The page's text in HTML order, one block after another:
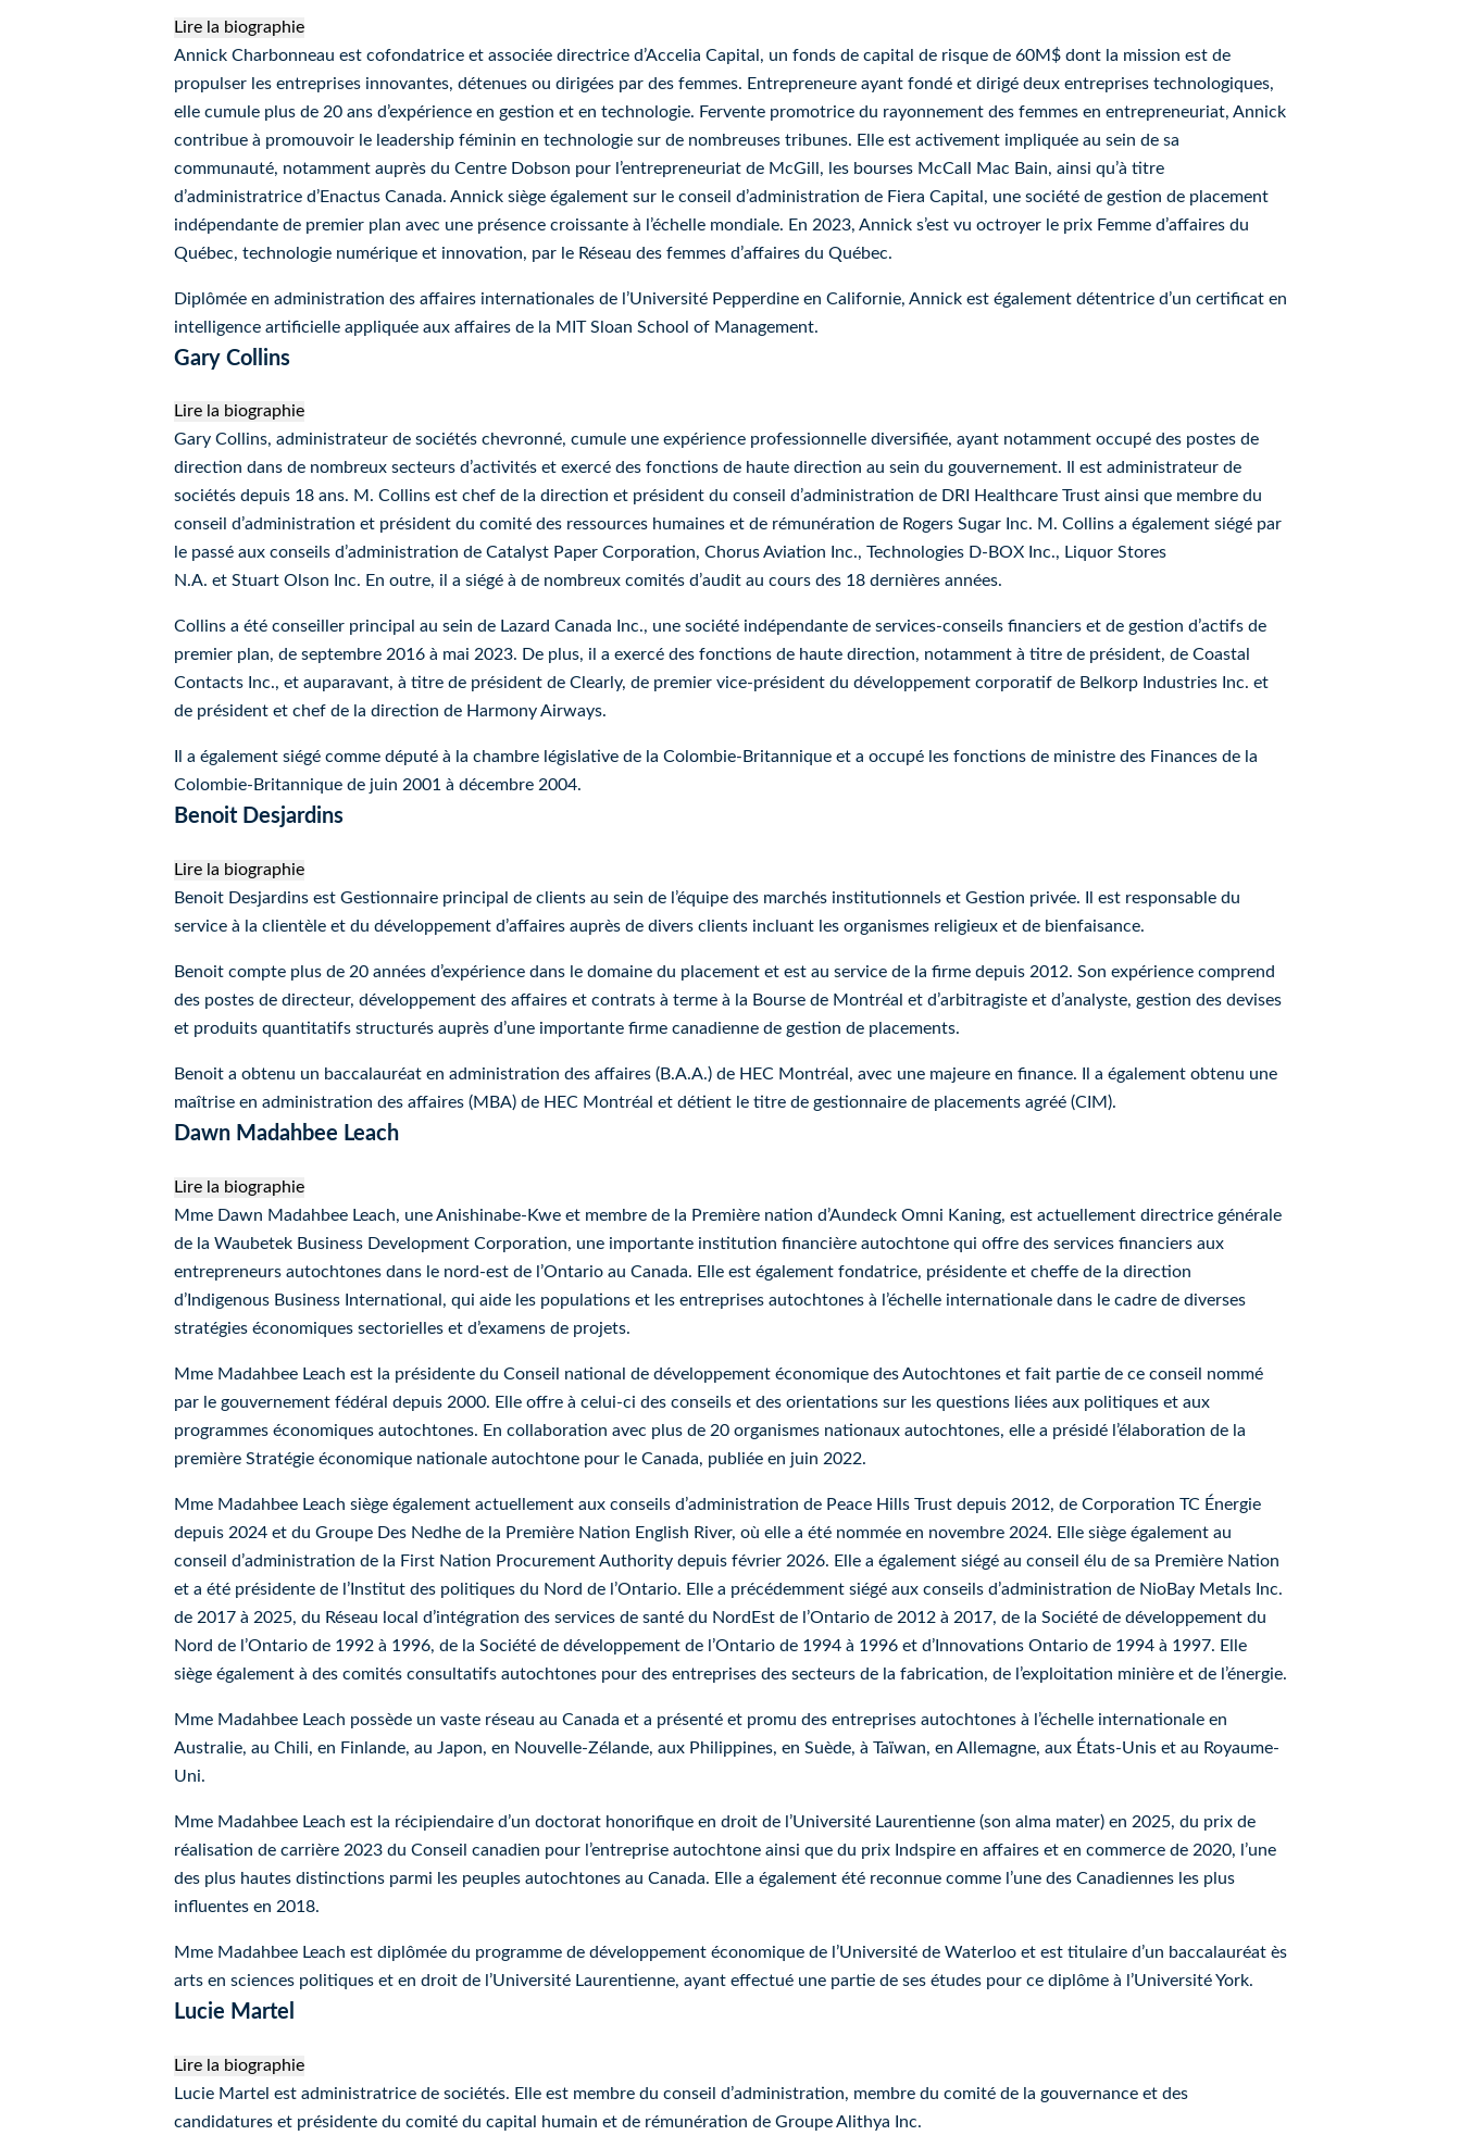
Lire la biographie
Annick Charbonneau
Annick Charbonneau est cofondatrice et associée directrice d’Accelia Capital, un fonds de capital de risque de 60M$ dont la mission est de
propulser les entreprises innovantes, détenues ou dirigées par des femmes. Entrepreneure ayant fondé et dirigé deux entreprises technologiques,
elle cumule plus de 20 ans d’expérience en gestion et en technologie. Fervente promotrice du rayonnement des femmes en entrepreneuriat, Annick
contribue à promouvoir le leadership féminin en technologie sur de nombreuses tribunes. Elle est activement impliquée au sein de sa
communauté, notamment auprès du Centre Dobson pour l’entrepreneuriat de McGill, les bourses McCall Mac Bain, ainsi qu’à titre
d’administratrice d’Enactus Canada. Annick siège également sur le conseil d’administration de Fiera Capital, une société de gestion de placement
indépendante de premier plan avec une présence croissante à l’échelle mondiale. En 2023, Annick s’est vu octroyer le prix Femme d’affaires du
Québec, technologie numérique et innovation, par le Réseau des femmes d’affaires du Québec.
Diplômée en administration des affaires internationales de l’Université Pepperdine en Californie, Annick est également détentrice d’un certificat en
intelligence artificielle appliquée aux affaires de la MIT Sloan School of Management.
Gary Collins
Lire la biographie
Gary Collins
Gary Collins, administrateur de sociétés chevronné, cumule une expérience professionnelle diversifiée, ayant notamment occupé des postes de
direction dans de nombreux secteurs d’activités et exercé des fonctions de haute direction au sein du gouvernement. Il est administrateur de
sociétés depuis 18 ans. M. Collins est chef de la direction et président du conseil d’administration de DRI Healthcare Trust ainsi que membre du
conseil d’administration et président du comité des ressources humaines et de rémunération de Rogers Sugar Inc. M. Collins a également siégé par
le passé aux conseils d’administration de Catalyst Paper Corporation, Chorus Aviation Inc., Technologies D-BOX Inc., Liquor Stores
N.A. et Stuart Olson Inc. En outre, il a siégé à de nombreux comités d’audit au cours des 18 dernières années.
Collins a été conseiller principal au sein de Lazard Canada Inc., une société indépendante de services-conseils financiers et de gestion d’actifs de
premier plan, de septembre 2016 à mai 2023. De plus, il a exercé des fonctions de haute direction, notamment à titre de président, de Coastal
Contacts Inc., et auparavant, à titre de président de Clearly, de premier vice-président du développement corporatif de Belkorp Industries Inc. et
de président et chef de la direction de Harmony Airways.
Il a également siégé comme député à la chambre législative de la Colombie-Britannique et a occupé les fonctions de ministre des Finances de la
Colombie-Britannique de juin 2001 à décembre 2004.
Benoit Desjardins
Lire la biographie
Benoit Desjardins
Benoit Desjardins est Gestionnaire principal de clients au sein de l’équipe des marchés institutionnels et Gestion privée. Il est responsable du
service à la clientèle et du développement d’affaires auprès de divers clients incluant les organismes religieux et de bienfaisance.
Benoit compte plus de 20 années d’expérience dans le domaine du placement et est au service de la firme depuis 2012. Son expérience comprend
des postes de directeur, développement des affaires et contrats à terme à la Bourse de Montréal et d’arbitragiste et d’analyste, gestion des devises
et produits quantitatifs structurés auprès d’une importante firme canadienne de gestion de placements.
Benoit a obtenu un baccalauréat en administration des affaires (B.A.A.) de HEC Montréal, avec une majeure en finance. Il a également obtenu une
maîtrise en administration des affaires (MBA) de HEC Montréal et détient le titre de gestionnaire de placements agréé (CIM).
Dawn Madahbee Leach
Lire la biographie
Dawn Madahbee Leach
Mme Dawn Madahbee Leach, une Anishinabe-Kwe et membre de la Première nation d’Aundeck Omni Kaning, est actuellement directrice générale
de la Waubetek Business Development Corporation, une importante institution financière autochtone qui offre des services financiers aux
entrepreneurs autochtones dans le nord-est de l’Ontario au Canada. Elle est également fondatrice, présidente et cheffe de la direction
d’Indigenous Business International, qui aide les populations et les entreprises autochtones à l’échelle internationale dans le cadre de diverses
stratégies économiques sectorielles et d’examens de projets.
Mme Madahbee Leach est la présidente du Conseil national de développement économique des Autochtones et fait partie de ce conseil nommé
par le gouvernement fédéral depuis 2000. Elle offre à celui-ci des conseils et des orientations sur les questions liées aux politiques et aux
programmes économiques autochtones. En collaboration avec plus de 20 organismes nationaux autochtones, elle a présidé l’élaboration de la
première Stratégie économique nationale autochtone pour le Canada, publiée en juin 2022.
Mme Madahbee Leach siège également actuellement aux conseils d’administration de Peace Hills Trust depuis 2012, de Corporation TC Énergie
depuis 2024 et du Groupe Des Nedhe de la Première Nation English River, où elle a été nommée en novembre 2024. Elle siège également au
conseil d’administration de la First Nation Procurement Authority depuis février 2026. Elle a également siégé au conseil élu de sa Première Nation
et a été présidente de l’Institut des politiques du Nord de l’Ontario. Elle a précédemment siégé aux conseils d’administration de NioBay Metals Inc.
de 2017 à 2025, du Réseau local d’intégration des services de santé du NordEst de l’Ontario de 2012 à 2017, de la Société de développement du
Nord de l’Ontario de 1992 à 1996, de la Société de développement de l’Ontario de 1994 à 1996 et d’Innovations Ontario de 1994 à 1997. Elle
siège également à des comités consultatifs autochtones pour des entreprises des secteurs de la fabrication, de l’exploitation minière et de l’énergie.
Mme Madahbee Leach possède un vaste réseau au Canada et a présenté et promu des entreprises autochtones à l’échelle internationale en
Australie, au Chili, en Finlande, au Japon, en Nouvelle-Zélande, aux Philippines, en Suède, à Taïwan, en Allemagne, aux États-Unis et au Royaume-
Uni.
Mme Madahbee Leach est la récipiendaire d’un doctorat honorifique en droit de l’Université Laurentienne (son alma mater) en 2025, du prix de
réalisation de carrière 2023 du Conseil canadien pour l’entreprise autochtone ainsi que du prix Indspire en affaires et en commerce de 2020, l’une
des plus hautes distinctions parmi les peuples autochtones au Canada. Elle a également été reconnue comme l’une des Canadiennes les plus
influentes en 2018.
Mme Madahbee Leach est diplômée du programme de développement économique de l’Université de Waterloo et est titulaire d’un baccalauréat ès
arts en sciences politiques et en droit de l’Université Laurentienne, ayant effectué une partie de ses études pour ce diplôme à l’Université York.
Lucie Martel
Lire la biographie
Lucie Martel
Lucie Martel est administratrice de sociétés. Elle est membre du conseil d’administration, membre du comité de la gouvernance et des
candidatures et présidente du comité du capital humain et de rémunération de Groupe Alithya Inc.